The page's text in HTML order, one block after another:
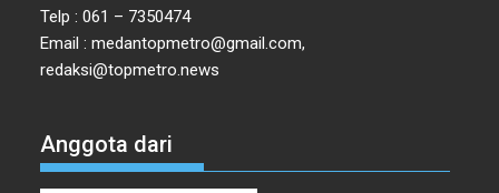
Telp : 061 – 7350474
Email : medantopmetro@gmail.com,
redaksi@topmetro.news
Anggota dari